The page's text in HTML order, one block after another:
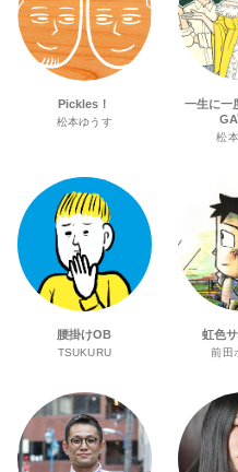
Pickles！
松本ゆうす
一生に一
松
腰掛けOB
TSUKURU
虹色
前田